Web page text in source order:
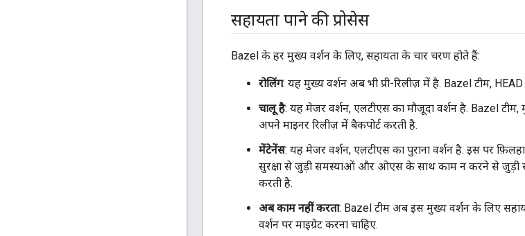
सहायता पाने की प्रोसेस
Bazel के हर मुख्य वर्शन के लिए, सहायता के चार चरण होते हैं:
रोलिंग: यह मुख्य वर्शन अब भी प्री-रिलीज़ में है. Bazel टीम,
चालू है: यह मेजर वर्शन, एलटीएस का मौजूदा वर्शन है. Bazel
अपने माइनर रिलीज़ में बैकपोर्ट करती है.
मेंटेनेंस: यह मेजर वर्शन, एलटीएस का पुराना वर्शन है. इस पर
सुरक्षा से जुड़ी समस्याओं और ओएस के साथ काम न करने से जुड़ी
करती है.
अब काम नहीं करता: Bazel टीम अब इस मुख्य वर्शन के लिए
वर्शन पर माइग्रेट करना चाहिए.